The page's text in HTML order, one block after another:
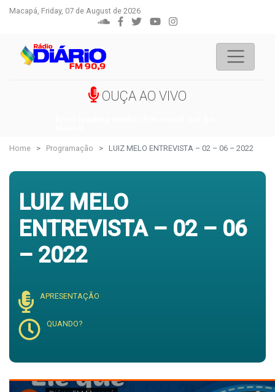
Macapá, Friday, 07 de August de 2026
OUÇA AO VIVO
Home Programação LUIZ MELO ENTREVISTA – 02 – 06 – 2022
LUIZ MELO
ENTREVISTA – 02 – 06
– 2022
APRESENTAÇÃO
QUANDO?